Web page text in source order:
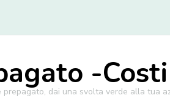
-
dai una svolta verde alla tua